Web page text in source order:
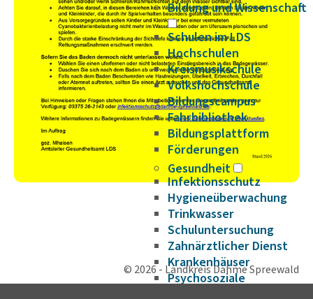
Bildung und Wissenschaft
Schulen im LDS
Hochschulen
Kreismusikschule
Volkshochschule
Bildungscampus
Fahrbibliothek
Bildungsplattform
Förderungen
Gesundheit
Infektionsschutz
Hygieneüberwachung
Trinkwasser
Schuluntersuchung
Zahnärztlicher Dienst
Krankenhäuser
Psychosoziale
Arbeitsgemeinschaft
© 2026 - Landkreis Dahme Spreewald